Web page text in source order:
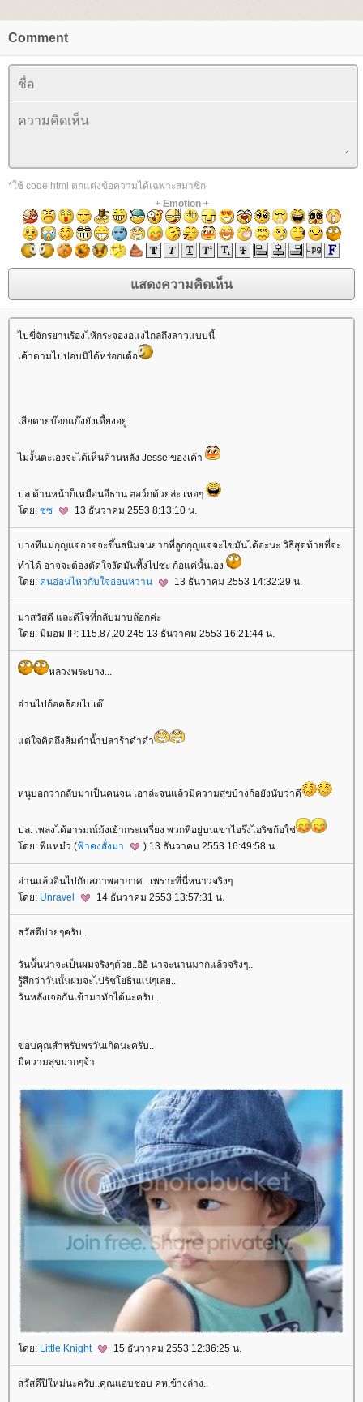
Comment
*ใช้ code html ตกแต่งข้อความได้เฉพาะสมาชิก
+ Emotion+
ไปขี่จักรยานร้องไห้กระจองอแงไกลถึงลาวแบบนี้
เค้าตามไปปอบมิได้หร่อกเด้อ
เสียดายบ๊อกแก๊งยังเดี้ยงอยู่
ไม่งั้นตะเองจะได้เห็นด้านหลัง Jesse ของเค้า
ปล.ด้านหน้าก็เหมือนอีธาน ฮอว์กด้วยล่ะ เหอๆ
ดย: ซซ 13 ธันวาคม 2553 8:13:10 น.
บางทีแม่กุญแจอาจจะขึ้นสนิมจนยากที่ลูกกุญแจจะไขมันได้อ่ะนะ วิธีสุดท้ายที่จะ
ทำได้ อาจจะต้องตัดใจงัดมันทิ้งไปซะ ก้อแค่นั้นเอง
ดย: คนอ่อนไหวกับใจอ่อนหวาน 13 ธันวาคม 2553 14:32:29 น.
มาสวัสดี และดีใจที่กลับมาบล๊อกค่ะ
ดย: มีมอม IP: 115.87.20.245 13 ธันวาคม 2553 16:21:44 น.
หลวงพระบาง...
อ่านไปก้อคล้อยไปเด๊
ต่ใจคิดถึงส้มตำน้ำปลาร้าดำดำ
หนูบอกว่ากลับมาเป็นคนจน เอาล่ะจนแล้วมีความสุขบ้างก้อยังนับว่าดี
ปล. เพลงได้อารมณ์ม้งเย้ากระเหรี่ยง พวกที่อยู่บนเขาไอร๊งไอริชก้อใช่
ดย: พี่แหม๋ว (ฟ้าคงสั่งมา ) 13 ธันวาคม 2553 16:49:58 น.
อ่านแล้วอินไปกับสภาพอากาศ...เพราะที่นี่หนาวจริงๆ
ดย: Unravel 14 ธันวาคม 2553 13:57:31 น.
สวัสดีบ่ายๆครับ..
วันน้ันน่าจะเป็นผมจริงๆด้วย..อิอิ น่าจะนานมากแล้วจริงๆ..
รู้สึกว่าวันนั้นผมจะไปรัชโยธินแน่ๆเลย..
วันหลังเจอกันเข้ามาทักได้นะครับ..
ขอบคุณสำหรับพรวันเกิดนะครับ..
มีความสุขมากๆจ้า
ดย: Little Knight 15 ธันวาคม 2553 12:36:25 น.
สวัสดีปีใหม่นะครับ..คุณแอบชอบ คห.ข้างล่าง..